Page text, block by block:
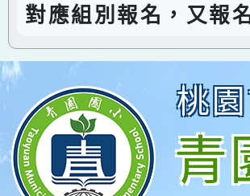
對應組別報名，又報
桃
青